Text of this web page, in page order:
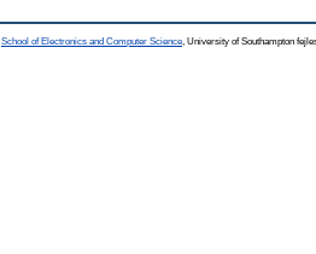
School of Electronics and Computer Science , University of Southampton